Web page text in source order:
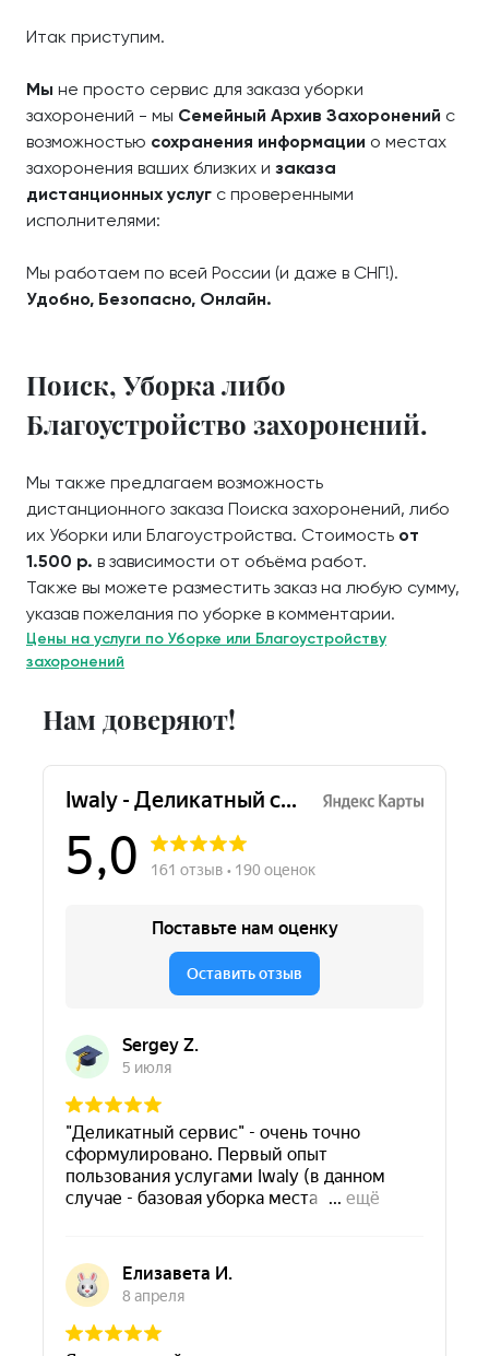
Итак приступим.
Мы не просто сервис для заказа уборки
захоронений - мы Семейный Архив Захоронений с
возможностью сохранения информации о местах
захоронения ваших близких и заказа
дистанционных услуг с проверенными
исполнителями:
Мы работаем по всей России (и даже в СНГ!).
Удобно, Безопасно, Онлайн.
Поиск, Уборка либо
Благоустройство захоронений.
Мы также предлагаем возможность
дистанционного заказа Поиска захоронений, либо
их Уборки или Благоустройства. Стоимость от
1.500 р. в зависимости от объёма работ.
Также вы можете разместить заказ на любую сумму,
указав пожелания по уборке в комментарии.
Цены на услуги по Уборке или Благоустройству
захоронений
Нам доверяют!